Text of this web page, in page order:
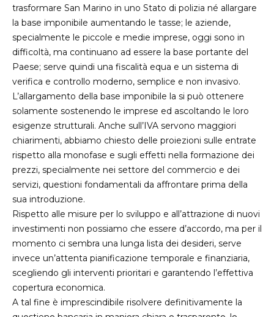
trasformare San Marino in uno Stato di polizia né allargare
la base imponibile aumentando le tasse; le aziende,
specialmente le piccole e medie imprese, oggi sono in
difficoltà, ma continuano ad essere la base portante del
Paese; serve quindi una fiscalità equa e un sistema di
verifica e controllo moderno, semplice e non invasivo.
L’allargamento della base imponibile la si può ottenere
solamente sostenendo le imprese ed ascoltando le loro
esigenze strutturali. Anche sull’IVA servono maggiori
chiarimenti, abbiamo chiesto delle proiezioni sulle entrate
rispetto alla monofase e sugli effetti nella formazione dei
prezzi, specialmente nei settore del commercio e dei
servizi, questioni fondamentali da affrontare prima della
sua introduzione.
Rispetto alle misure per lo sviluppo e all’attrazione di nuovi
investimenti non possiamo che essere d’accordo, ma per il
momento ci sembra una lunga lista dei desideri, serve
invece un’attenta pianificazione temporale e finanziaria,
scegliendo gli interventi prioritari e garantendo l’effettiva
copertura economica.
A tal fine è imprescindibile risolvere definitivamente la